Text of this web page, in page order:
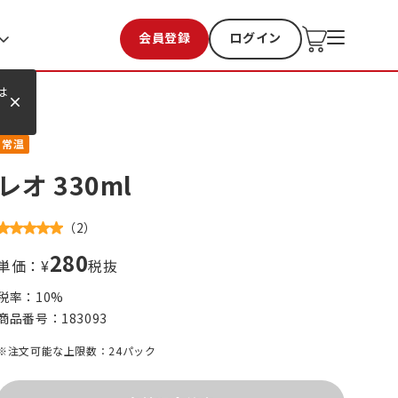
会員登録 ログイン
お気に入り 過去購入
常温
レオ 330ml
（2）
価：¥280税抜
率： 10%
品番号： 183093
注文可能な上限数：24パック